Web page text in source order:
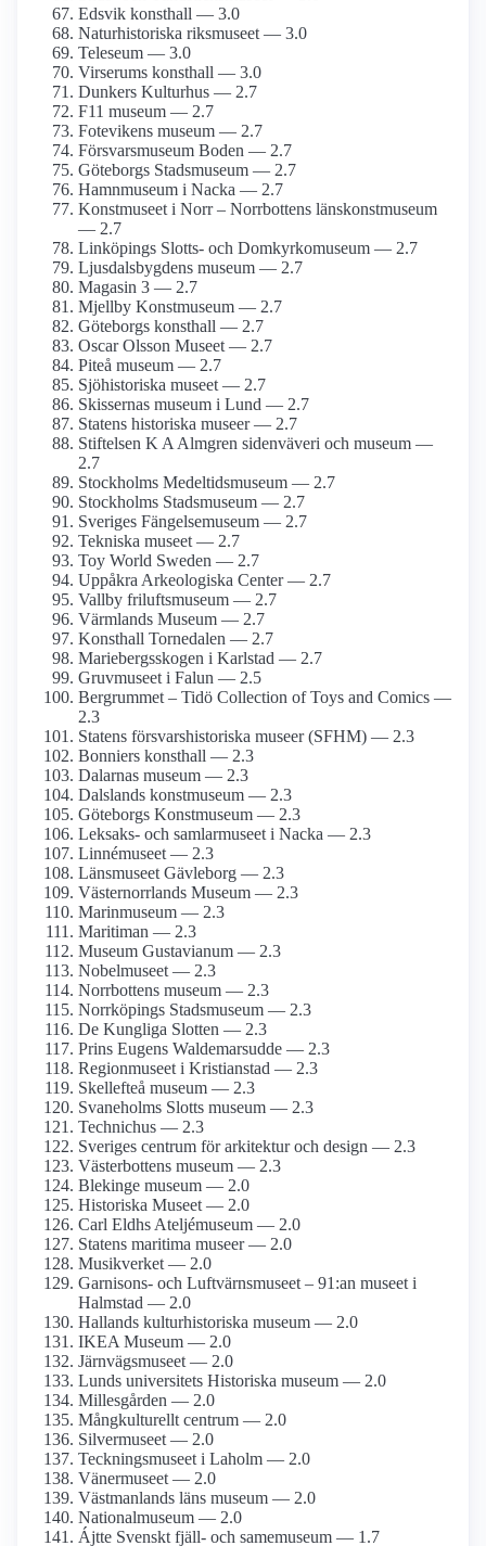
Edsvik konsthall — 3.0
Naturhistoriska riksmuseet — 3.0
Teleseum — 3.0
Virserums konsthall — 3.0
Dunkers Kulturhus — 2.7
F11 museum — 2.7
Fotevikens museum — 2.7
Försvars­museum Boden — 2.7
Göteborgs Stadsmuseum — 2.7
Hamnmuseum i Nacka — 2.7
Konstmuseet i Norr – Norrbottens länskonst­museum
— 2.7
Linköpings Slotts- och Domkyrko­museum — 2.7
Ljusdals­bygdens museum — 2.7
Magasin 3 — 2.7
Mjellby Konstmuseum — 2.7
Göteborgs konsthall — 2.7
Oscar Olsson Museet — 2.7
Piteå museum — 2.7
Sjöhistoriska museet — 2.7
Skissernas museum i Lund — 2.7
Statens historiska museer — 2.7
Stiftelsen K A Almgren sidenväveri och museum —
2.7
Stockholms Medeltids­museum — 2.7
Stockholms Stadsmuseum — 2.7
Sveriges Fängelsemuseum — 2.7
Tekniska museet — 2.7
Toy World Sweden — 2.7
Uppåkra Arkeologiska Center — 2.7
Vallby friluftsmuseum — 2.7
Värmlands Museum — 2.7
Konsthall Tornedalen — 2.7
Mariebergs­skogen i Karlstad — 2.7
Gruvmuseet i Falun — 2.5
Bergrummet – Tidö Collection of Toys and Comics —
2.3
Statens försvars­historiska museer (SFHM) — 2.3
Bonniers konsthall — 2.3
Dalarnas museum — 2.3
Dalslands konstmuseum — 2.3
Göteborgs Konstmuseum — 2.3
Leksaks- och samlar­museet i Nacka — 2.3
Linnémuseet — 2.3
Länsmuseet Gävleborg — 2.3
Västernorrlands Museum — 2.3
Marinmuseum — 2.3
Maritiman — 2.3
Museum Gustavianum — 2.3
Nobelmuseet — 2.3
Norrbottens museum — 2.3
Norrköpings Stadsmuseum — 2.3
De Kungliga Slotten — 2.3
Prins Eugens Waldemarsudde — 2.3
Regionmuseet i Kristianstad — 2.3
Skellefteå museum — 2.3
Svaneholms Slotts museum — 2.3
Technichus — 2.3
Sveriges centrum för arkitektur och design — 2.3
Västerbottens museum — 2.3
Blekinge museum — 2.0
Historiska Museet — 2.0
Carl Eldhs Ateljémuseum — 2.0
Statens maritima museer — 2.0
Musikverket — 2.0
Garnisons- och Luftvärns­museet – 91:an museet i
Halmstad — 2.0
Hallands kultur­historiska museum — 2.0
IKEA Museum — 2.0
Järnvägs­museet — 2.0
Lunds universitets Historiska museum — 2.0
Millesgården — 2.0
Mångkulturellt centrum — 2.0
Silvermuseet — 2.0
Teckningsmuseet i Laholm — 2.0
Vänermuseet — 2.0
Västmanlands läns museum — 2.0
National­museum — 2.0
Ájtte Svenskt fjäll- och same­museum — 1.7